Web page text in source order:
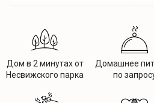
Дом в 2 минутах от
Несвижского парка
Домашнее
по